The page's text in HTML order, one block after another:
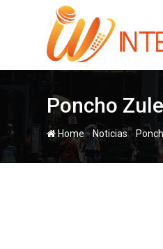
Poncho
Home-Noticias-